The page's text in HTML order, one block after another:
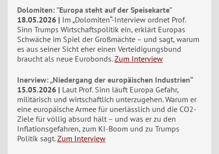
Dolomiten: "Europa steht auf der Speisekarte"
18.05.2026
Im „Dolomiten“-Interview ordnet Prof.
Sinn Trumps Wirtschaftspolitik ein, erklärt Europas
Schwäche im Spiel der Großmächte – und sagt, warum
es aus seiner Sicht eher einen Verteidigungsbund
braucht als neue Eurobonds. Zum Interview
Inerview: „Niedergang der europäischen Industrien“
15.05.2026
Laut Prof. Sinn läuft Europa Gefahr,
militärisch und wirtschaftlich unterzugehen. Warum er
eine europäische Armee für unerlässlich und die CO2-
Ziele für völlig absurd hält – und was er zu den
Inflationsgefahren, zum KI-Boom und zu Trumps
Politik sagt. Zum Interview